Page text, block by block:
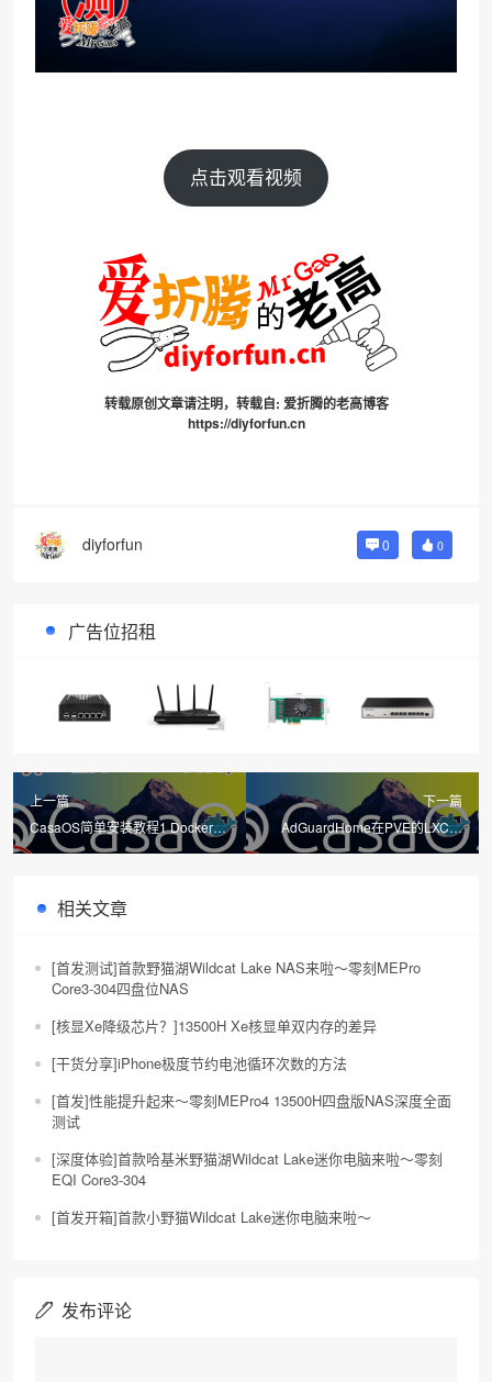
点击观看视频
转载原创文章请注明，转载自: 爱折腾的老高博客
https://diyforfun.cn
diyforfun 0 0
广告位招租
上一篇
CasaOS简单安装教程1 Docker图
形化管理一行代码部署你的家庭云
下一篇
AdGuardHome在PVE的LXC下
Debian安装CasaOS设置macvlan
相关文章
[首发测试]首款野猫湖Wildcat Lake NAS来啦～零刻MEPro
Core3-304四盘位NAS
[核显Xe降级芯片？]13500H Xe核显单双内存的差异
[干货分享]iPhone极度节约电池循环次数的方法
[首发]性能提升起来～零刻MEPro4 13500H四盘版NAS深度全面
测试
[深度体验]首款哈基米野猫湖Wildcat Lake迷你电脑来啦～零刻
EQI Core3-304
[首发开箱]首款小野猫Wildcat Lake迷你电脑来啦～
发布评论